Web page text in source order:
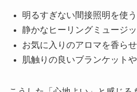
明るすぎない間接照明を使う
静かなヒーリングミュージ
お気に入りのアロマを香ら
肌触りの良いブランケット